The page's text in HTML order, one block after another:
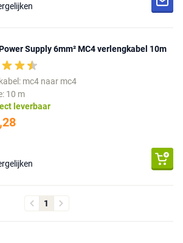
Supply 6mm² MC4 verlengkabel 10m
mc4 naar mc4
10 m
leverbaar
1